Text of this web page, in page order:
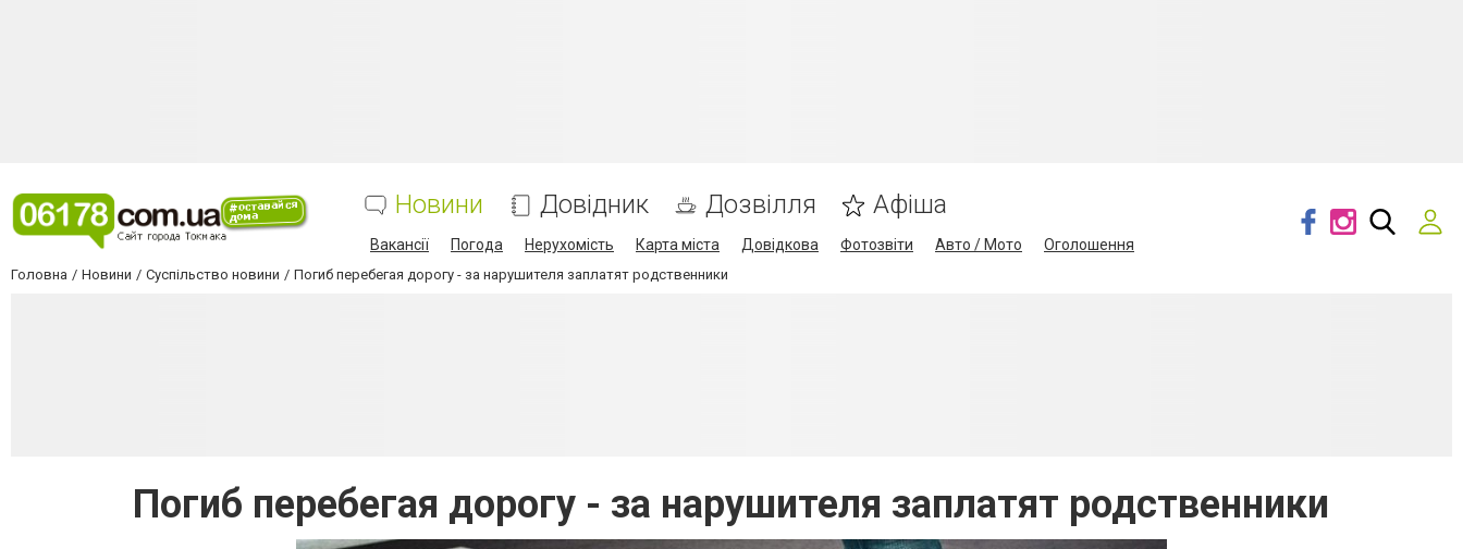
Новини Довідник Дозвілля Афіша
Вакансії Погода Нерухомість Карта міста Довідкова Фотозвіти Авто / Мото Оголошення
Головна Новини Суспільство новини Погиб перебегая дорогу - за нарушителя заплатят родственники
Погиб перебегая дорогу - за нарушителя заплатят родственники